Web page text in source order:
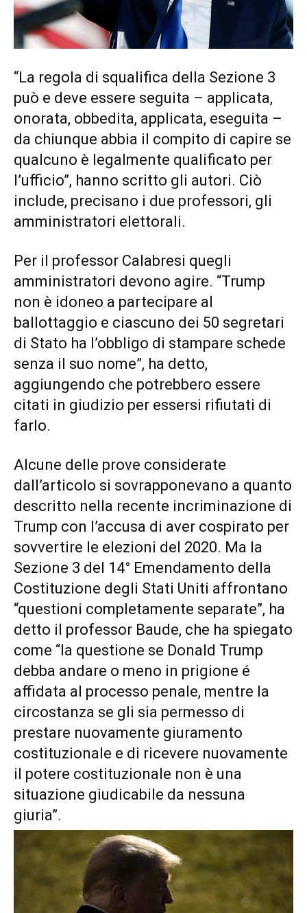
“La regola di squalifica della Sezione 3
può e deve essere seguita – applicata,
onorata, obbedita, applicata, eseguita –
da chiunque abbia il compito di capire se
qualcuno è legalmente qualificato per
l’ufficio”, hanno scritto gli autori. Ciò
include, precisano i due professori, gli
amministratori elettorali.
Per il professor Calabresi quegli
amministratori devono agire. “Trump
non è idoneo a partecipare al
ballottaggio e ciascuno dei 50 segretari
di Stato ha l’obbligo di stampare schede
senza il suo nome”, ha detto,
aggiungendo che potrebbero essere
citati in giudizio per essersi rifiutati di
farlo.
Alcune delle prove considerate
dall’articolo si sovrapponevano a quanto
descritto nella recente incriminazione di
Trump con l’accusa di aver cospirato per
sovvertire le elezioni del 2020. Ma la
Sezione 3 del 14° Emendamento della
Costituzione degli Stati Uniti affrontano
“questioni completamente separate”, ha
detto il professor Baude, che ha spiegato
come “la questione se Donald Trump
debba andare o meno in prigione é
affidata al processo penale, mentre la
circostanza se gli sia permesso di
prestare nuovamente giuramento
costituzionale e di ricevere nuovamente
il potere costituzionale non è una
situazione giudicabile da nessuna
giuria”.